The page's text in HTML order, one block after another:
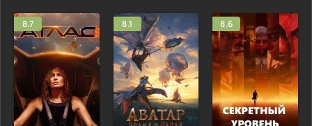
8.7 8.1 8.6